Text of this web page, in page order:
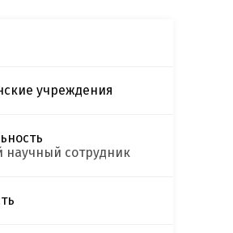
учреждения
научный сотрудник